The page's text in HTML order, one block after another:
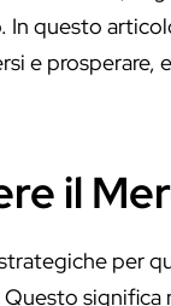
questo
e prosperare,
il
per